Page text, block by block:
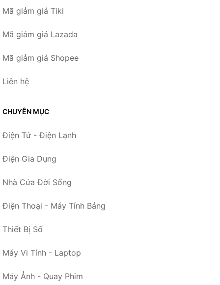
Mã giảm giá Tiki
Mã giảm giá Lazada
Mã giảm giá Shopee
Liên hệ
CHUYÊN MỤC
Điện Tử - Điện Lạnh
Điện Gia Dụng
Nhà Cửa Đời Sống
Điện Thoại - Máy Tính Bảng
Thiết Bị Số
Máy Vi Tính - Laptop
Máy Ảnh - Quay Phim